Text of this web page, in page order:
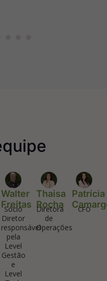
Walter
Freitas
Sócio
Diretor
responsável
pela
Level
Gestão
e
Level
Thaisa
Rocha
Diretora
de
Operações
Patrícia
CFO